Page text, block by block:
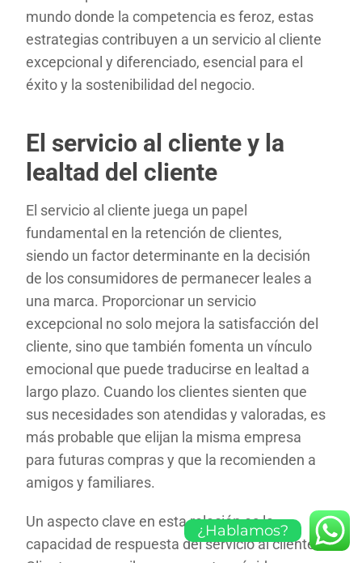
mundo donde la competencia es feroz, estas
estrategias contribuyen a un servicio al cliente
excepcional y diferenciado, esencial para el
éxito y la sostenibilidad del negocio.
El servicio al cliente y la
lealtad del cliente
El servicio al cliente juega un papel
fundamental en la retención de clientes,
siendo un factor determinante en la decisión
de los consumidores de permanecer leales a
una marca. Proporcionar un servicio
excepcional no solo mejora la satisfacción del
cliente, sino que también fomenta un vínculo
emocional que puede traducirse en lealtad a
largo plazo. Cuando los clientes sienten que
sus necesidades son atendidas y valoradas, es
más probable que elijan la misma empresa
para futuras compras y que la recomienden a
amigos y familiares.
Un aspecto clave en esta relación es la
capacidad de respuesta del servicio al cliente.
¿Hablamos?